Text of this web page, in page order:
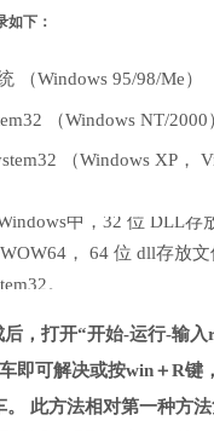
如下：
（Windows 95/98/Me）
（Windows NT/2000
（Windows XP，
中，32 位 DLL存
， 64 位 dll存放
。
，打开“开始-运行-输入
即可解决或按win＋R键
。 此方法相对第一种方